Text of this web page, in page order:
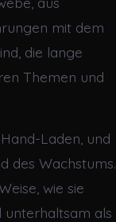
mit dem
die lange
Themen und
Laden, und
des Wachstums.
wie sie
unterhaltsam als